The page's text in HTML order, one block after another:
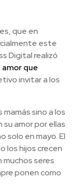
que en
este
Digital realizó
amor que
invitar a los
sino a los
amor por ellas
solo en mayo. El
los hijos crecen
muchos seres
ponen como